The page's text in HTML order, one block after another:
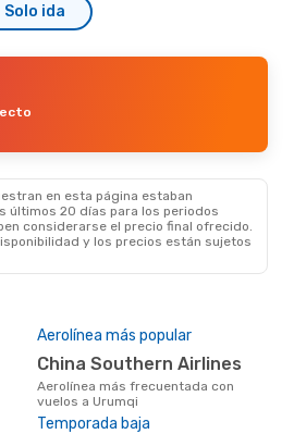
Solo ida
en esta página estaban
últimos 20 días para los periodos
considerarse el precio final ofrecido.
y los precios están sujetos
Aerolínea más popular
China Southern Airlines
Aerolínea más frecuentada con
vuelos a Urumqi
Temporada baja